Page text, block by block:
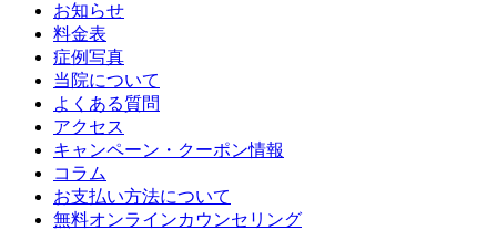
お知らせ
料金表
症例写真
当院について
よくある質問
アクセス
キャンペーン・クーポン情報
コラム
お支払い方法について
無料オンラインカウンセリング